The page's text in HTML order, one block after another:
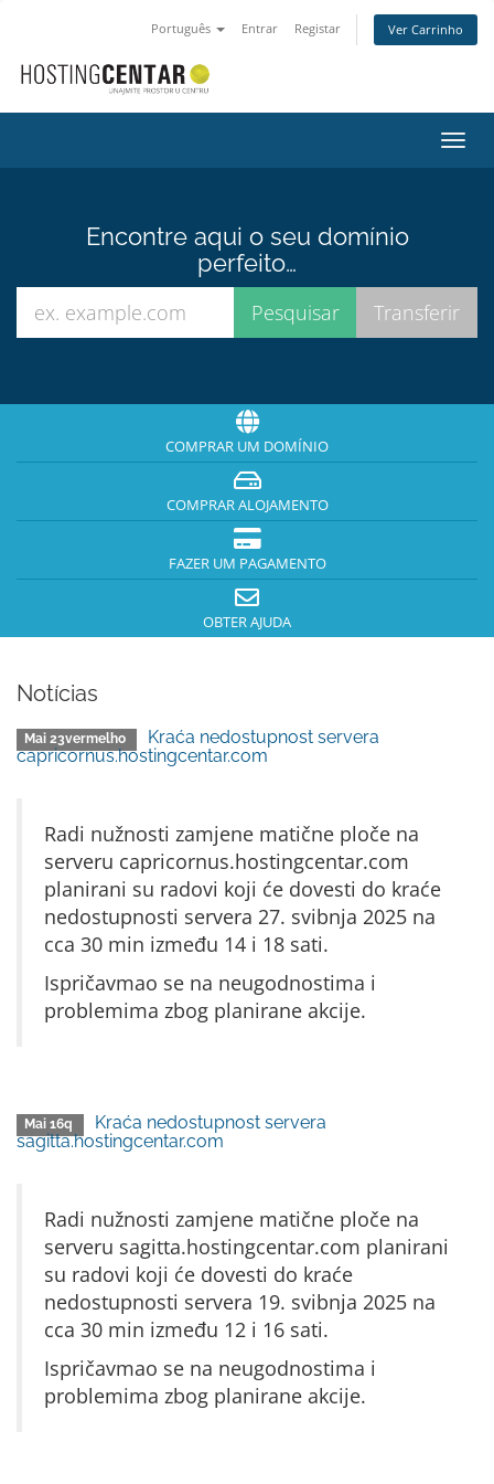
Português Entrar Registar Ver Carrinho
Encontre aqui o seu domínio
perfeito…
COMPRAR UM DOMÍNIO
COMPRAR ALOJAMENTO
FAZER UM PAGAMENTO
OBTER AJUDA
Notícias
Mai 23vermelho
Kraća nedostupnost servera
capricornus.hostingcentar.com
Radi nužnosti zamjene matične ploče na
serveru capricornus.hostingcentar.com
planirani su radovi koji će dovesti do kraće
nedostupnosti servera 27. svibnja 2025 na
cca 30 min između 14 i 18 sati.
Ispričavmao se na neugodnostima i
problemima zbog planirane akcije.
Mai 16q
Kraća nedostupnost servera
sagitta.hostingcentar.com
Radi nužnosti zamjene matične ploče na
serveru sagitta.hostingcentar.com planirani
su radovi koji će dovesti do kraće
nedostupnosti servera 19. svibnja 2025 na
cca 30 min između 12 i 16 sati.
Ispričavmao se na neugodnostima i
problemima zbog planirane akcije.